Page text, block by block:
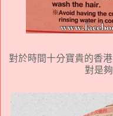
對於時間十分寶貴的香
對是